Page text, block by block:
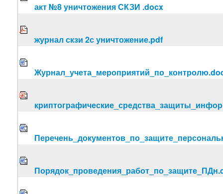
акт №8 уничтожения СКЗИ .docx
журнал скзи 2с уничтожение.pdf